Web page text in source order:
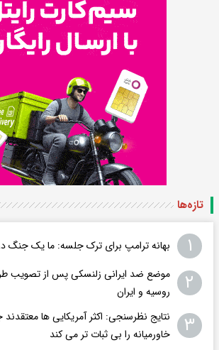
تازه‌ها
۱ بهانه ترامپ برای ترک جلسه: ما یک جنگ
۲
موضع ضد ایرانی زلنسکی پس از تصویب
روسیه و ایران
۳
نتایج نظرسنجی: اکثر آمریکایی ها معتقدند
خاورمیانه را بی ثبات تر می کند